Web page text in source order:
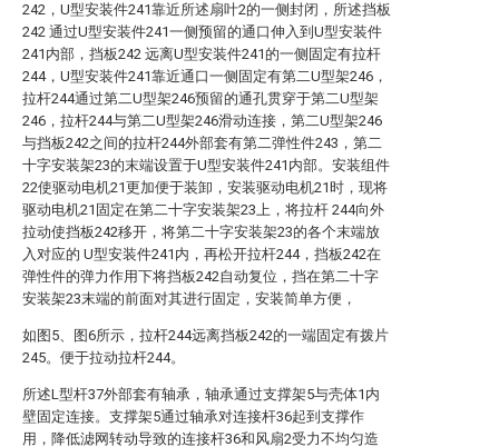
242，U型安装件241靠近所述扇叶2的一侧封闭，所述挡板
242 通过U型安装件241一侧预留的通口伸入到U型安装件
241内部，挡板242 远离U型安装件241的一侧固定有拉杆
244，U型安装件241靠近通口一侧固定有第二U型架246，
拉杆244通过第二U型架246预留的通孔贯穿于第二U型架
246，拉杆244与第二U型架246滑动连接，第二U型架246
与挡板242之间的拉杆244外部套有第二弹性件243，第二
十字安装架23的末端设置于U型安装件241内部。安装组件
22使驱动电机21更加便于装卸，安装驱动电机21时，现将
驱动电机21固定在第二十字安装架23上，将拉杆 244向外
拉动使挡板242移开，将第二十字安装架23的各个末端放
入对应的 U型安装件241内，再松开拉杆244，挡板242在
弹性件的弹力作用下将挡板242自动复位，挡在第二十字
安装架23末端的前面对其进行固定，安装简单方便，
如图5、图6所示，拉杆244远离挡板242的一端固定有拨片
245。便于拉动拉杆244。
所述L型杆37外部套有轴承，轴承通过支撑架5与壳体1内
壁固定连接。支撑架5通过轴承对连接杆36起到支撑作
用，降低滤网转动导致的连接杆36和风扇2受力不均匀造